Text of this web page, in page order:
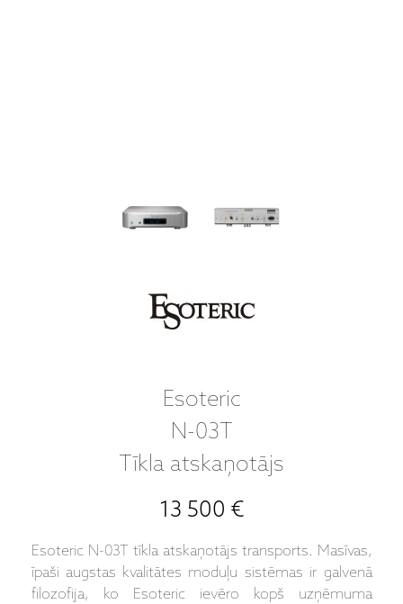
Esoteric
N-03T
Tīkla atskaņotājs
13 500 €
Esoteric N-03T tīkla atskaņotājs transports. Masīvas,
īpaši augstas kvalitātes moduļu sistēmas ir galvenā
filozofija, ko Esoteric ievēro kopš uzņēmuma